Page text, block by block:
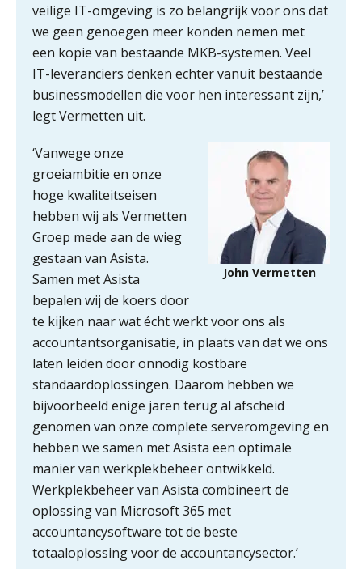
veilige IT-omgeving is zo belangrijk voor ons dat
we geen genoegen meer konden nemen met
een kopie van bestaande MKB-systemen. Veel
IT-leveranciers denken echter vanuit bestaande
businessmodellen die voor hen interessant zijn,’
legt Vermetten uit.
John Vermetten
‘Vanwege onze
groeiambitie en onze
hoge kwaliteitseisen
hebben wij als Vermetten
Groep mede aan de wieg
gestaan van Asista.
Samen met Asista
bepalen wij de koers door
te kijken naar wat écht werkt voor ons als
accountantsorganisatie, in plaats van dat we ons
laten leiden door onnodig kostbare
standaardoplossingen. Daarom hebben we
bijvoorbeeld enige jaren terug al afscheid
genomen van onze complete serveromgeving en
hebben we samen met Asista een optimale
manier van werkplekbeheer ontwikkeld.
Werkplekbeheer van Asista combineert de
oplossing van Microsoft 365 met
accountancysoftware tot de beste
totaaloplossing voor de accountancysector.’
ICT & AI | “Slim automatiseren begint
bij gedrag”
Private equity in accountancy: drie
spanningsvelden die het vak
veranderen
ICT & AI | “Wie bewust kiest, kiest
voor toekomstbestendigheid”
ICT & AI | Waarom inzicht nog geen
advies is
ICT & AI | De accountant als
rekenwonder